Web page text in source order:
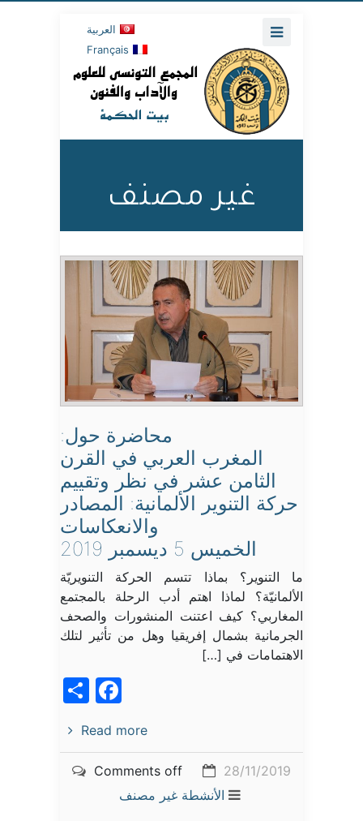
العربية
Français
غير مصنف
محاضرة حول:
المغرب العربي في القرن
الثامن عشر في نظر وتقييم
حركة التنوير الألمانية: المصادر
والانعكاسات
الخميس 5 ديسمبر 2019
ما التنوير؟ بماذا تتسم الحركة التنويريّة
الألمانيّة؟ لماذا اهتم أدب الرحلة بالمجتمع
المغاربي؟ كيف اعتنت المنشورات والصحف
الجرمانية بشمال إفريقيا وهل من تأثير لتلك
الاهتمامات في […]
Read more
28/11/2019
Comments off
الأنشطة غير مصنف